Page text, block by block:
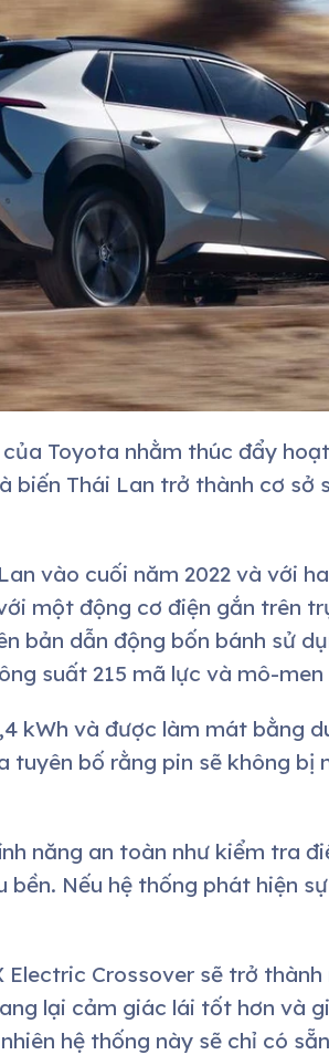
Toyota nhằm thúc đẩy
Thái Lan trở thành cơ sở
vào cuối năm 2022 và với
một động cơ điện gắn trên
bản dẫn động bốn bánh sử
suất 215 mã lực và mô-men
kWh và được làm mát bằng
bố rằng pin sẽ không bị
năng an toàn như kiểm tra
Nếu hệ thống phát hiện
Crossover sẽ trở
lại cảm giác lái tốt hơn và
hệ thống này sẽ chỉ có